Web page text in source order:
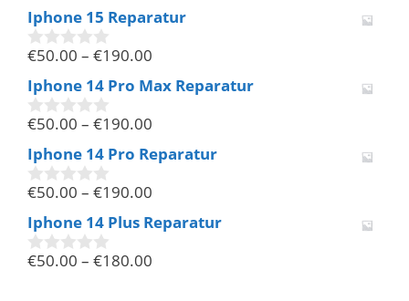
o
n
5
Iphone 15 Reparatur
0
o
n
5
€50.00 – €190.00
Iphone 14 Pro Max Reparatur
0
o
n
5
€50.00 – €190.00
Iphone 14 Pro Reparatur
0
o
n
5
€50.00 – €190.00
Iphone 14 Plus Reparatur
0
€50.00 – €180.00